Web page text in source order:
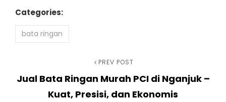
Categories:
bata ringan
pos
Post
PREV POST
Jual Bata Ringan Murah PCI di Nganjuk –
Kuat, Presisi, dan Ekonomis